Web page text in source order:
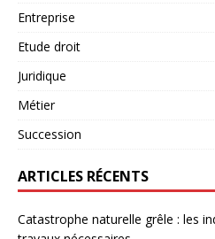
Entreprise
Etude droit
Juridique
Métier
Succession
ARTICLES RÉCENTS
Catastrophe naturelle grêle : les